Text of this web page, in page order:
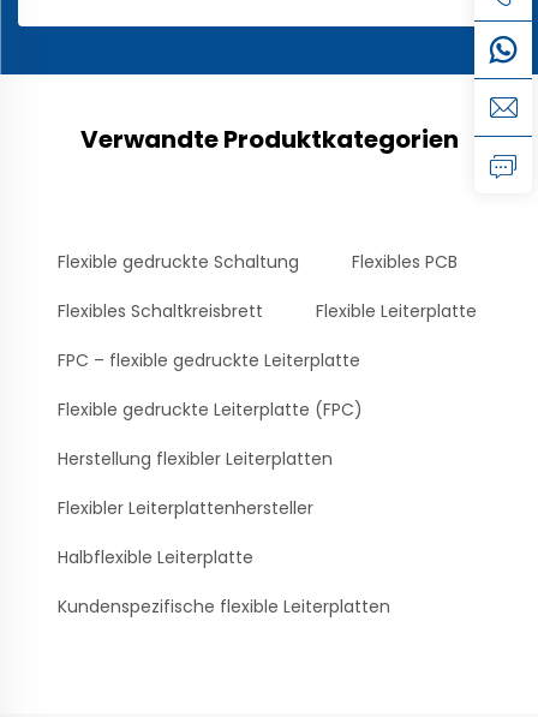
Verwandte Produktkategorien
Flexible gedruckte Schaltung Flexibles PCB
Flexibles Schaltkreisbrett Flexible Leiterplatte
FPC – flexible gedruckte Leiterplatte
Flexible gedruckte Leiterplatte (FPC)
Herstellung flexibler Leiterplatten
Flexibler Leiterplattenhersteller
Halbflexible Leiterplatte
Kundenspezifische flexible Leiterplatten